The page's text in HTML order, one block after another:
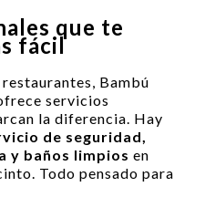
que te
fácil
Bambú
servicios
la diferencia. Hay
de seguridad,
y baños limpios en
Todo pensado para